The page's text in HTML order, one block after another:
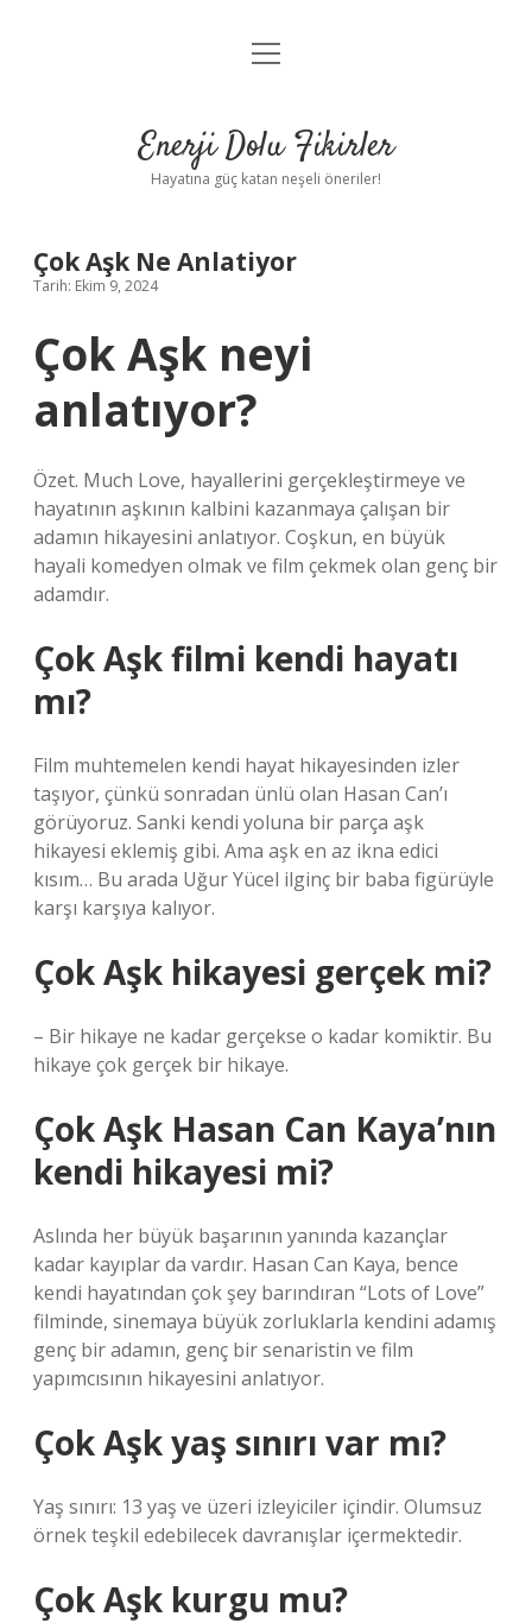
Anasayfa
Yasal Uyarı
menüyü
Enerji Dolu Fikirler
Hayatına güç katan neşeli öneriler!
Çok Aşk Ne Anlatiyor
Tarih: Ekim 9, 2024
Çok Aşk neyi
anlatıyor?
Özet. Much Love, hayallerini gerçekleştirmeye ve
hayatının aşkının kalbini kazanmaya çalışan bir
adamın hikayesini anlatıyor. Coşkun, en büyük
hayali komedyen olmak ve film çekmek olan genç bir
adamdır.
Çok Aşk filmi kendi hayatı
mı?
Film muhtemelen kendi hayat hikayesinden izler
taşıyor, çünkü sonradan ünlü olan Hasan Can’ı
görüyoruz. Sanki kendi yoluna bir parça aşk
hikayesi eklemiş gibi. Ama aşk en az ikna edici
kısım… Bu arada Uğur Yücel ilginç bir baba figürüyle
karşı karşıya kalıyor.
Çok Aşk hikayesi gerçek mi?
– Bir hikaye ne kadar gerçekse o kadar komiktir. Bu
hikaye çok gerçek bir hikaye.
Çok Aşk Hasan Can Kaya’nın
kendi hikayesi mi?
Aslında her büyük başarının yanında kazançlar
kadar kayıplar da vardır. Hasan Can Kaya, bence
kendi hayatından çok şey barındıran “Lots of Love”
filminde, sinemaya büyük zorluklarla kendini adamış
genç bir adamın, genç bir senaristin ve film
yapımcısının hikayesini anlatıyor.
Çok Aşk yaş sınırı var mı?
Yaş sınırı: 13 yaş ve üzeri izleyiciler içindir. Olumsuz
örnek teşkil edebilecek davranışlar içermektedir.
Çok Aşk kurgu mu?